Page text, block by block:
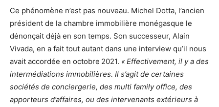
Ce phénomène n’est pas nouveau. Michel Dotta, l’ancien
président de la chambre immobilière monégasque le
dénonçait déjà en son temps. Son successeur, Alain
Vivada, en a fait tout autant dans une interview qu’il nous
avait accordée en octobre 2021. « Effectivement, il y a des
intermédiations immobilières. Il s’agit de certaines
sociétés de conciergerie, des multi family office, des
apporteurs d’affaires, ou des intervenants extérieurs à